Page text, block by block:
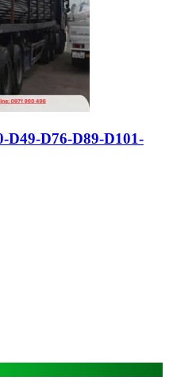
D49-D76-D89-D101-